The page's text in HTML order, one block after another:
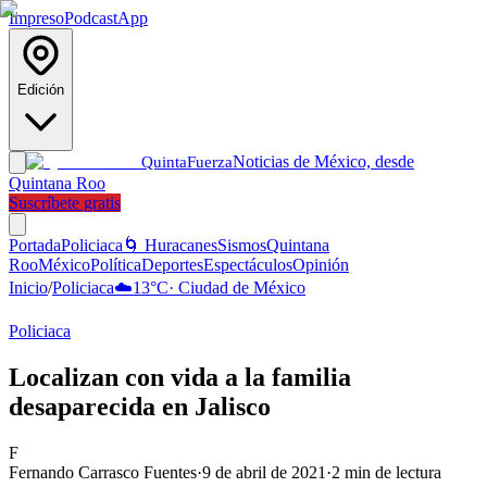
ImpresoPodcastApp
Edición
QuintaFuerzaNoticias de México, desde
Quintana Roo
Suscríbete gratis
PortadaPoliciaca 🌀 HuracanesSismosQuintana
RooMéxicoPolíticaDeportesEspectáculosOpinión
Inicio/Policiaca☁️13°C· Ciudad de México
Policiaca
Localizan con vida a la familia
desaparecida en Jalisco
F
Fernando Carrasco Fuentes·9 de abril de 2021 ·2 min de lectura